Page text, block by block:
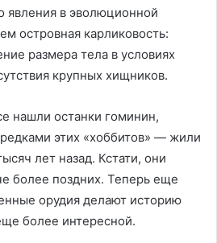
явления в эволюционной
островная карликовость:
размера тела в условиях
крупных хищников.
нашли останки гоминин,
этих «хоббитов» — жили
лет назад. Кстати, они
более поздних. Теперь еще
орудия делают историю
более интересной.